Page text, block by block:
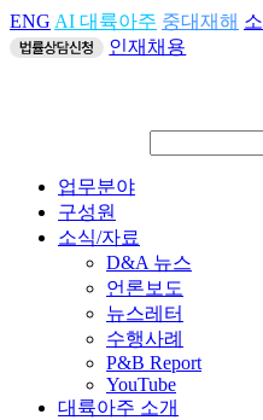
ENG AI 대륙아주 중대재해
인재채용
업무분야
구성원
소식/자료
D&A 뉴스
언론보도
뉴스레터
수행사례
P&B Report
YouTube
대륙아주 소개